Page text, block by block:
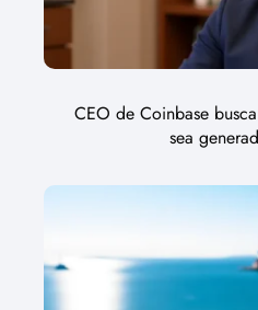
CEO de Coinbase
sea